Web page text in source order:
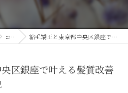
コラム 縮毛矯正と東京都中央区銀座で叶える髪質改善のポイント徹底解説
区銀座で叶える髪質改善